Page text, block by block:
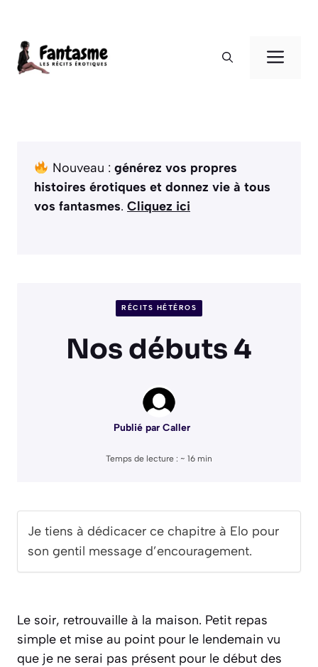
contenu
Nouveau : générez vos propres
histoires érotiques et donnez vie à tous
vos fantasmes. Cliquez ici
RÉCITS HÉTÉROS
Nos débuts 4
Publié par Caller
Temps de lecture : ~ 16 min
Je tiens à dédicacer ce chapitre à Elo pour
son gentil message d’encouragement.
Le soir, retrouvaille à la maison. Petit repas
simple et mise au point pour le lendemain vu
que je ne serai pas présent pour le début des